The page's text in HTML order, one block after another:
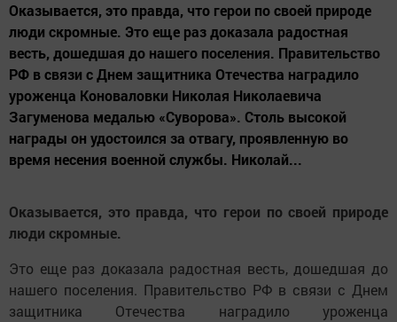
Оказывается, это правда, что герои по своей природе
люди скромные. Это еще раз доказала радостная
весть, дошедшая до нашего поселения. Правительство
РФ в связи с Днем защитника Отечества наградило
уроженца Коноваловки Николая Николаевича
Загуменова медалью «Суворова». Столь высокой
награды он удостоился за отвагу, проявленную во
время несения военной службы. Николай...
Оказывается, это правда, что герои по своей природе
люди скромные.
Это еще раз доказала радостная весть, дошедшая до
нашего поселения. Правительство РФ в связи с Днем
защитника Отечества наградило уроженца